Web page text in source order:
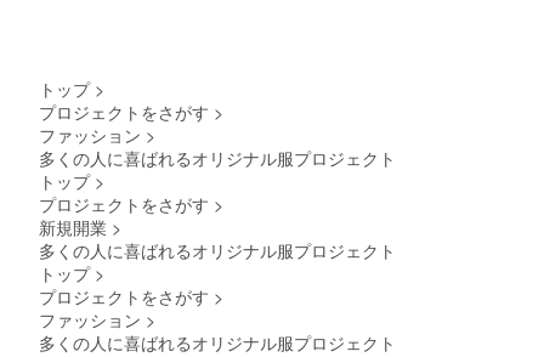
トップ >
プロジェクトをさがす >
ファッション >
多くの人に喜ばれるオリジナル服プロジェクト
トップ >
プロジェクトをさがす >
新規開業 >
多くの人に喜ばれるオリジナル服プロジェクト
トップ >
プロジェクトをさがす >
ファッション >
多くの人に喜ばれるオリジナル服プロジェクト